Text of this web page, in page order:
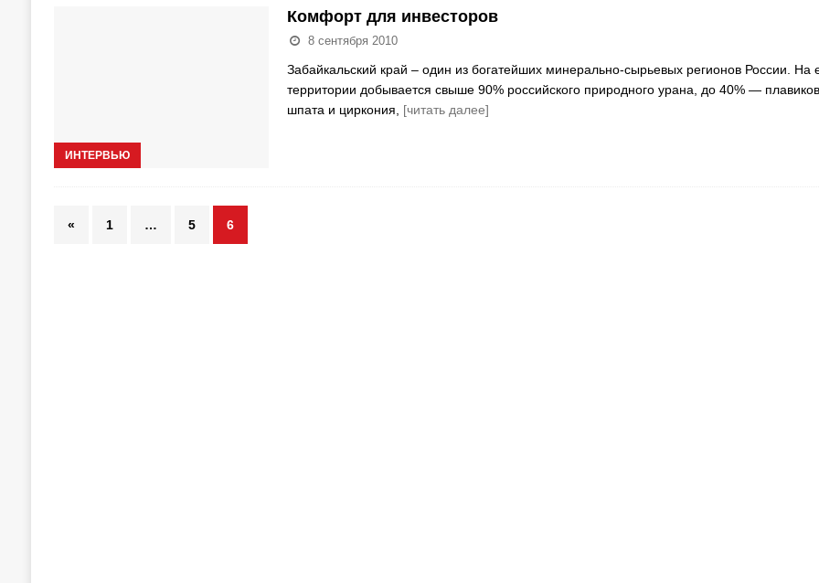
ИНТЕРВЬЮ
Комфорт для инвесторов
8 сентября 2010
Забайкальский край – один из богатейших минерально-сырьевых регионов России. На
территории добывается свыше 90% российского природного урана, до 40% —
шпата и циркония, [читать далее]
« 1 … 5 6